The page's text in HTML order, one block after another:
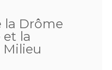
la Drôme
et la